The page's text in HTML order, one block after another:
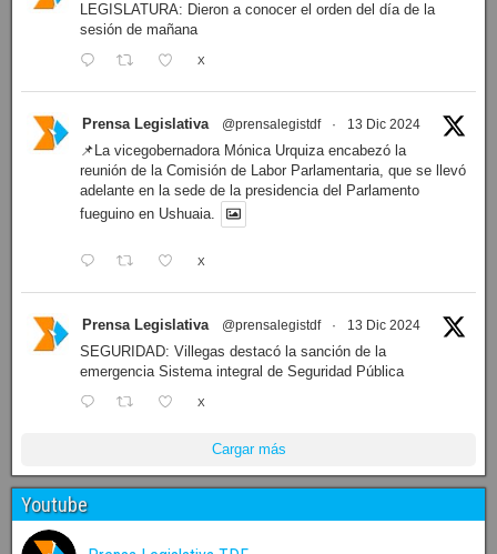
LEGISLATURA: Dieron a conocer el orden del día de la
sesión de mañana
X
Prensa Legislativa @prensalegistdf · 13 Dic 2024
📌La vicegobernadora Mónica Urquiza encabezó la
reunión de la Comisión de Labor Parlamentaria, que se llevó
adelante en la sede de la presidencia del Parlamento
fueguino en Ushuaia.
X
Prensa Legislativa @prensalegistdf · 13 Dic 2024
SEGURIDAD: Villegas destacó la sanción de la
emergencia Sistema integral de Seguridad Pública
X
Cargar más
Youtube